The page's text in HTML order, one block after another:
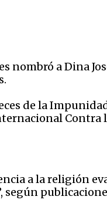
a Dina
de la
Contra
a la religión
según